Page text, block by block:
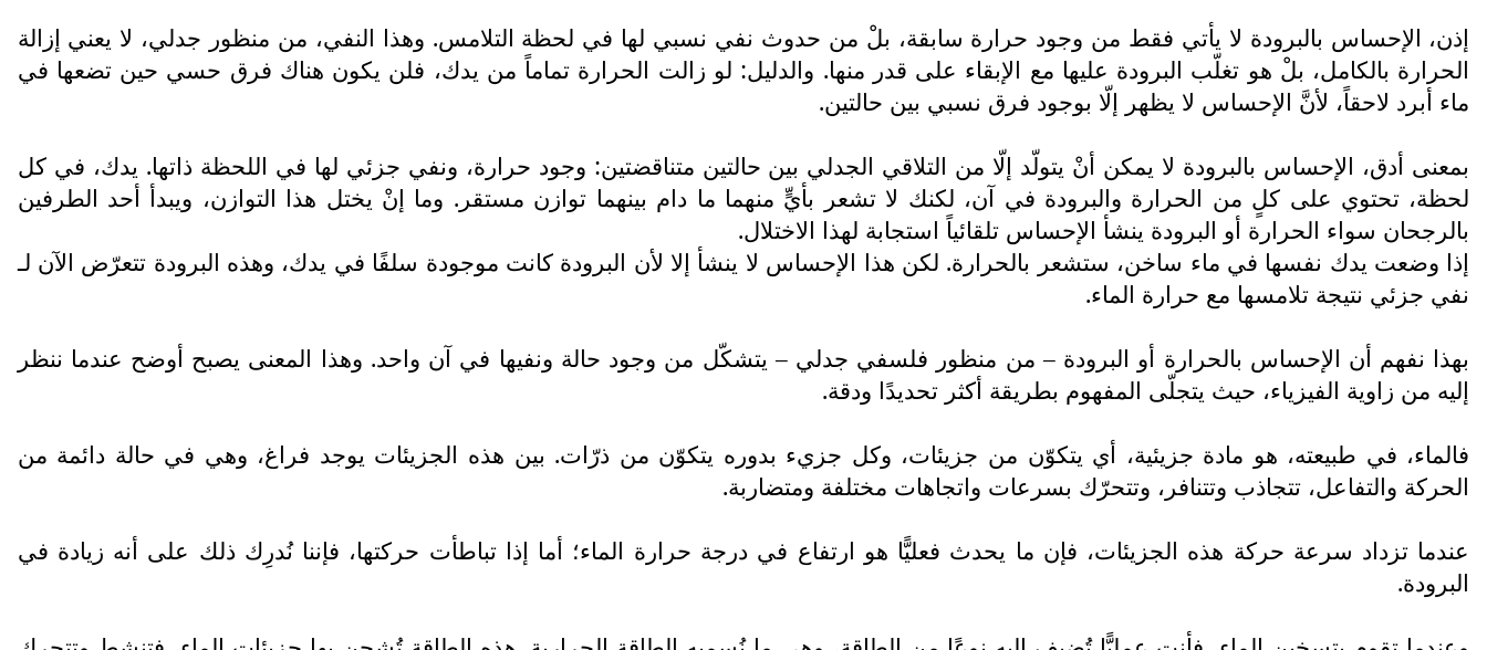
إذن، الإحساس بالبرودة لا يأتي فقط من وجود حرارة سابقة، بلْ من حدوث نفي نسبي لها في لحظة التلامس. وهذا النفي، من منظور جدلي، لا يعني إزالة
الحرارة بالكامل، بلْ هو تغلّب البرودة عليها مع الإبقاء على قدر منها. والدليل: لو زالت الحرارة تماماً من يدك، فلن يكون هناك فرق حسي حين تضعها في
ماء أبرد لاحقاً، لأنَّ الإحساس لا يظهر إلّا بوجود فرق نسبي بين حالتين.
بمعنى أدق، الإحساس بالبرودة لا يمكن أنْ يتولّد إلّا من التلاقي الجدلي بين حالتين متناقضتين: وجود حرارة، ونفي جزئي لها في اللحظة ذاتها. يدك، في كل
لحظة، تحتوي على كلٍ من الحرارة والبرودة في آن، لكنك لا تشعر بأيٍّ منهما ما دام بينهما توازن مستقر. وما إنْ يختل هذا التوازن، ويبدأ أحد الطرفين
بالرجحان سواء الحرارة أو البرودة ينشأ الإحساس تلقائياً استجابة لهذا الاختلال.
إذا وضعت يدك نفسها في ماء ساخن، ستشعر بالحرارة. لكن هذا الإحساس لا ينشأ إلا لأن البرودة كانت موجودة سلفًا في يدك، وهذه البرودة تتعرّض الآن لـ
نفي جزئي نتيجة تلامسها مع حرارة الماء.
بهذا نفهم أن الإحساس بالحرارة أو البرودة – من منظور فلسفي جدلي – يتشكّل من وجود حالة ونفيها في آن واحد. وهذا المعنى يصبح أوضح عندما ننظر
إليه من زاوية الفيزياء، حيث يتجلّى المفهوم بطريقة أكثر تحديدًا ودقة.
فالماء، في طبيعته، هو مادة جزيئية، أي يتكوّن من جزيئات، وكل جزيء بدوره يتكوّن من ذرّات. بين هذه الجزيئات يوجد فراغ، وهي في حالة دائمة من
الحركة والتفاعل، تتجاذب وتتنافر، وتتحرّك بسرعات واتجاهات مختلفة ومتضاربة.
عندما تزداد سرعة حركة هذه الجزيئات، فإن ما يحدث فعليًّا هو ارتفاع في درجة حرارة الماء؛ أما إذا تباطأت حركتها، فإننا نُدرِك ذلك على أنه زيادة في
البرودة.